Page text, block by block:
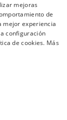
1300
mejoras
de
mejor experiencia
configuración
de cookies. Más